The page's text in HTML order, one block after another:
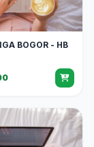
BOGOR - HB